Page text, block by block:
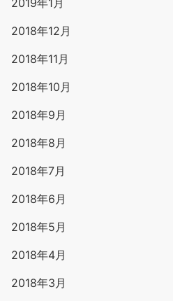
2019年1月
2018年12月
2018年11月
2018年10月
2018年9月
2018年8月
2018年7月
2018年6月
2018年5月
2018年4月
2018年3月